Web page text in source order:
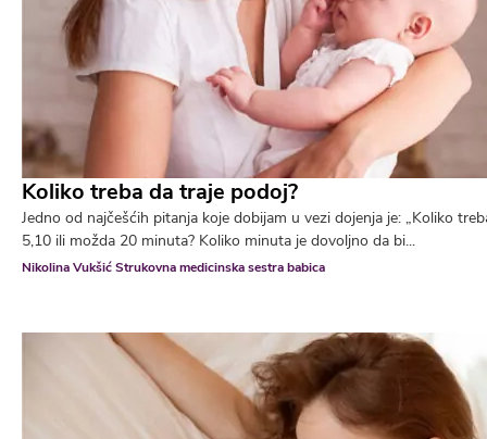
Koliko treba da traje podoj?
Jedno od najčešćih pitanja koje dobijam u vezi dojenja je: „Koliko
5,10 ili možda 20 minuta? Koliko minuta je dovoljno da bi...
Nikolina Vukšić Strukovna medicinska sestra babica